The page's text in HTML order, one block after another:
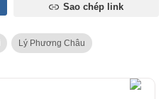
Sao chép link
Lý Phương Châu